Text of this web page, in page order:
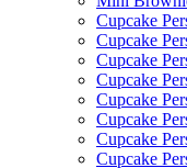
Cupcake
Cupcake
Cupcake
Cupcake
Cupcake
Cupcake
Cupcake
Cupcake